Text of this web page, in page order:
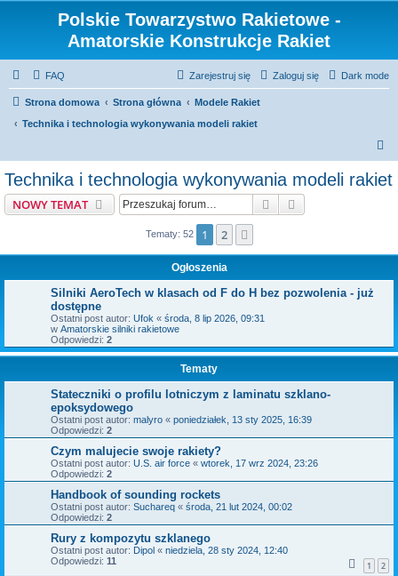
Polskie Towarzystwo Rakietowe -
Amatorskie Konstrukcje Rakiet
Dark mode
FAQ Zaloguj się
Zarejestruj się
Strona domowa Strona główna
Modele Rakiet
Technika i technologia wykonywania modeli rakiet
u
Technika i technologia wykonywania modeli rakiet
NOWY TEMAT Szukaj
Tematy: 52 1 2
Ogłoszenia
Silniki AeroTech w klasach od F do H bez pozwolenia - już
dostępne
Ostatni post autor: Ufok « środa, 8 lip 2026, 09:31
w Amatorskie silniki rakietowe
Odpowiedzi: 2
Tematy
Stateczniki o profilu lotniczym z laminatu szklano-
epoksydowego
Ostatni post autor: malyro « poniedziałek, 13 sty 2025, 16:39
Odpowiedzi: 2
Czym malujecie swoje rakiety?
Ostatni post autor: U.S. air force « wtorek, 17 wrz 2024, 23:26
Odpowiedzi: 2
Handbook of sounding rockets
Ostatni post autor: Suchareq « środa, 21 lut 2024, 00:02
Odpowiedzi: 2
Rury z kompozytu szklanego
Ostatni post autor: Dipol « niedziela, 28 sty 2024, 12:40
Odpowiedzi: 11 1 2